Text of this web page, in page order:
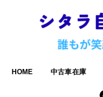
HOME 中古車在庫